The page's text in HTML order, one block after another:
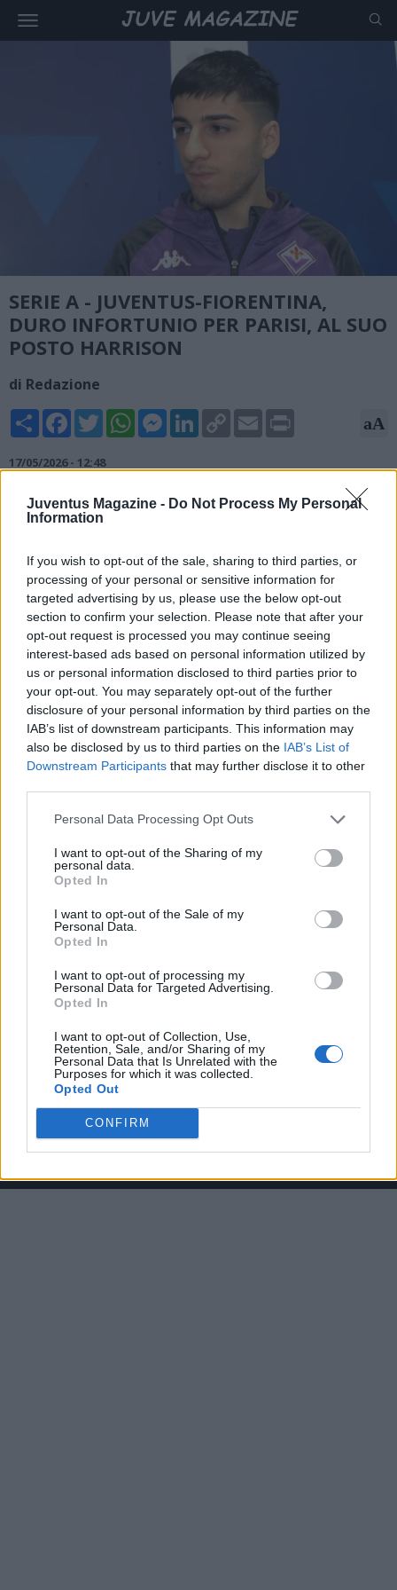
Juventus Magazine - Do Not Process My Personal
Information
If you wish to opt-out of the sale, sharing to third parties, or
processing of your personal or sensitive information for
targeted advertising by us, please use the below opt-out
section to confirm your selection. Please note that after your
opt-out request is processed you may continue seeing
interest-based ads based on personal information utilized by
us or personal information disclosed to third parties prior to
your opt-out. You may separately opt-out of the further
disclosure of your personal information by third parties on the
IAB’s list of downstream participants. This information may
also be disclosed by us to third parties on the IAB’s List of
Downstream Participants that may further disclose it to other
Personal Data Processing Opt Outs
I want to opt-out of the Sharing of my
personal data.
Opted In
I want to opt-out of the Sale of my
Personal Data.
Opted In
I want to opt-out of processing my
Personal Data for Targeted Advertising.
Opted In
I want to opt-out of Collection, Use,
Retention, Sale, and/or Sharing of my
Personal Data that Is Unrelated with the
Purposes for which it was collected.
Opted Out
CONFIRM
SERIE A - JUVENTUS-FIORENTINA,
DURO INFORTUNIO PER PARISI, AL SUO
POSTO HARRISON
di Redazione
Share FacebookTwitterWhatsAppMessengerLinkedInCopy
Link
Email aA
17/05/2026 - 12:48
Brutta tegola per la Fiorentina. Durante il match della 37esima
giornata di Serie A contro la Juventus, Fabiano Parisi ha subìto
barella dopo un contrastro con un avversario. Al suo posto è
entrato Harrison.
Il materiale (testo, foto e video) consultabile in questo portale è di nostra proprietà.
Alcune foto (screenshot) ed articoli presenti su "Juventus Magazine" sono in parte giunti
da internet, in quanto arrivati alla nostra attenzione attraverso regolari comunicati
pubblicazione, non avranno che da segnalarlo alla redazione (indirizzo email:
redazione@napolimagazine.com), che provvederà prontamente alla rimozione.
"Juventus Magazine" non è una testata giornalistica, ma un sito di informazione di
proprietà di Napoli Magazine, e non è in alcun modo collegato alla Juventus S.p.A., che
ne detiene tutti i marchi e diritti.